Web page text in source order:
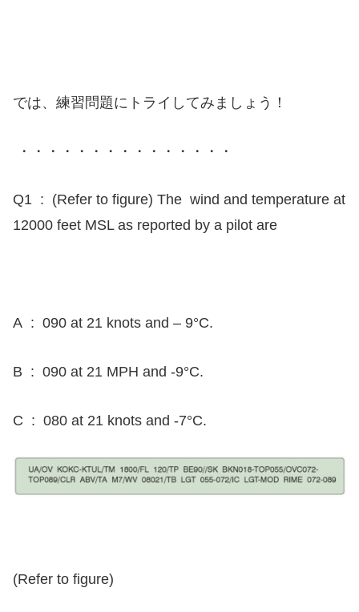
では、練習問題にトライしてみましょう！
・・・・・・・・・・・・・・・
Q1 : (Refer to figure) The wind and temperature at
12000 feet MSL as reported by a pilot are
A : 090 at 21 knots and – 9°C.
B : 090 at 21 MPH and -9°C.
C : 080 at 21 knots and -7°C.
(Refer to figure)